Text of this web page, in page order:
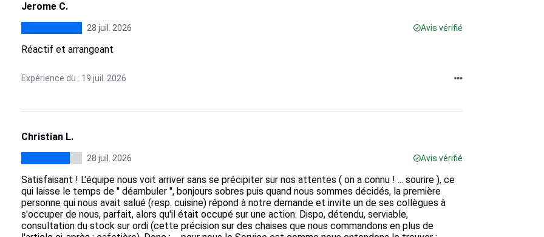
Jerome C.
28 juil. 2026 Avis vérifié
Réactif et arrangeant
Expérience du : 19 juil. 2026
Christian L.
28 juil. 2026 Avis vérifié
Satisfaisant ! L'équipe nous voit arriver sans se précipiter sur nos attentes ( on a connu ! ... sourire ), ce
qui laisse le temps de '' déambuler '', bonjours sobres puis quand nous sommes décidés, la première
personne qui nous avait salué (resp. cuisine) répond à notre demande et invite un de ses collègues à
s'occuper de nous, parfait, alors qu'il était occupé sur une action. Dispo, détendu, serviable,
consultation du stock sur ordi (cette précision sur des chaises que nous commandons en plus de